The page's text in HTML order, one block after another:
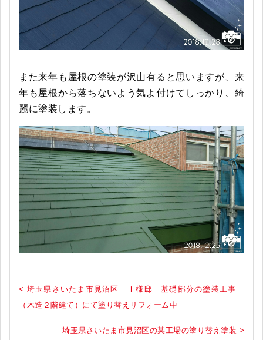
また来年も屋根の塗装が沢山有ると思いますが、来
年も屋根から落ちないよう気よ付けてしっかり、綺
麗に塗装します。
< 埼玉県さいたま市見沼区 Ｉ様邸 基礎部分の塗装工事｜
（木造２階建て）にて塗り替えリフォーム中
埼玉県さいたま市見沼区の某工場の塗り替え塗装 >